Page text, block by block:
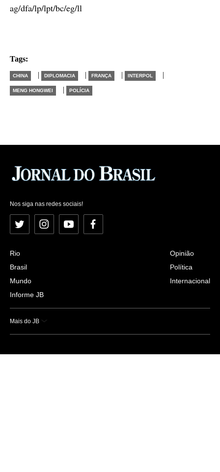
ag/dfa/lp/lpt/bc/eg/ll
Tags:
CHINA | DIPLOMACIA | FRANÇA | INTERPOL |
MENG HONGWEI | POLÍCIA
Nos siga nas redes sociais!
Twitter InstagramYouTubeFacebook
Rio
Brasil
Mundo
Informe JB
Opinião
Política
Internacional
Mais do JB
Esportes